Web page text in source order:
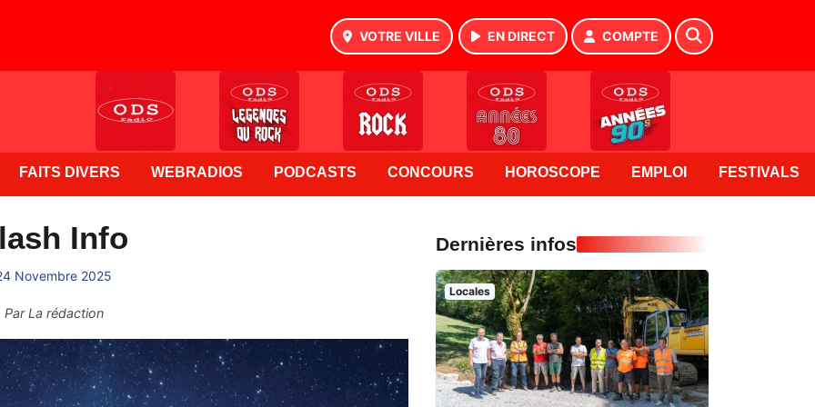
VOTRE VILLE EN DIRECT COMPTE
FAITS DIVERS WEBRADIOS PODCASTS CONCOURS HOROSCOPE EMPLOI FESTIVALS
Info
Novembre 2025
ParLa rédaction
Dernières infos
Locales